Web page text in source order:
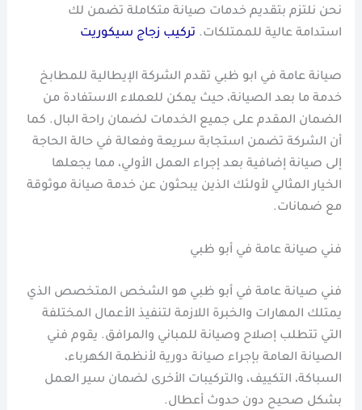
نحن نلتزم بتقديم خدمات صيانة متكاملة تضمن لك
استدامة عالية للممتلكات. تركيب زجاج سيكوريت
صيانة عامة في ابو ظبي تقدم الشركة الإيطالية للمطابخ
خدمة ما بعد الصيانة، حيث يمكن للعملاء الاستفادة من
الضمان المقدم على جميع الخدمات لضمان راحة البال. كما
أن الشركة تضمن استجابة سريعة وفعالة في حالة الحاجة
إلى صيانة إضافية بعد إجراء العمل الأولي، مما يجعلها
الخيار المثالي لأولئك الذين يبحثون عن خدمة صيانة موثوقة
مع ضمانات.
فني صيانة عامة في أبو ظبي
فني صيانة عامة في أبو ظبي هو الشخص المتخصص الذي
يمتلك المهارات والخبرة اللازمة لتنفيذ الأعمال المختلفة
التي تتطلب إصلاح وصيانة للمباني والمرافق. يقوم فني
الصيانة العامة بإجراء صيانة دورية لأنظمة الكهرباء،
السباكة، التكييف، والتركيبات الأخرى لضمان سير العمل
بشكل صحيح دون حدوث أعطال.